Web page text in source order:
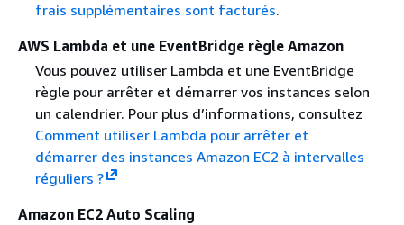
frais supplémentaires sont facturés.
AWS Lambda et une EventBridge règle Amazon
Vous pouvez utiliser Lambda et une EventBridge
règle pour arrêter et démarrer vos instances selon
un calendrier. Pour plus d’informations, consultez
Comment utiliser Lambda pour arrêter et
démarrer des instances Amazon EC2 à intervalles
réguliers ?
Amazon EC2 Auto Scaling